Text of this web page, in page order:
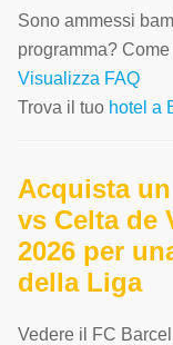
Sono ammessi
programma?
Visualizza FAQ
Trova il tuo hotel a
Acquista
vs Celta de
2026 per
della Liga
Vedere il FC